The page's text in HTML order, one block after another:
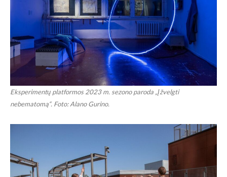
Eksperimentų platformos 2023 m. sezono paroda „Įžvelgti
nebematomą“. Foto: Alano Gurino.